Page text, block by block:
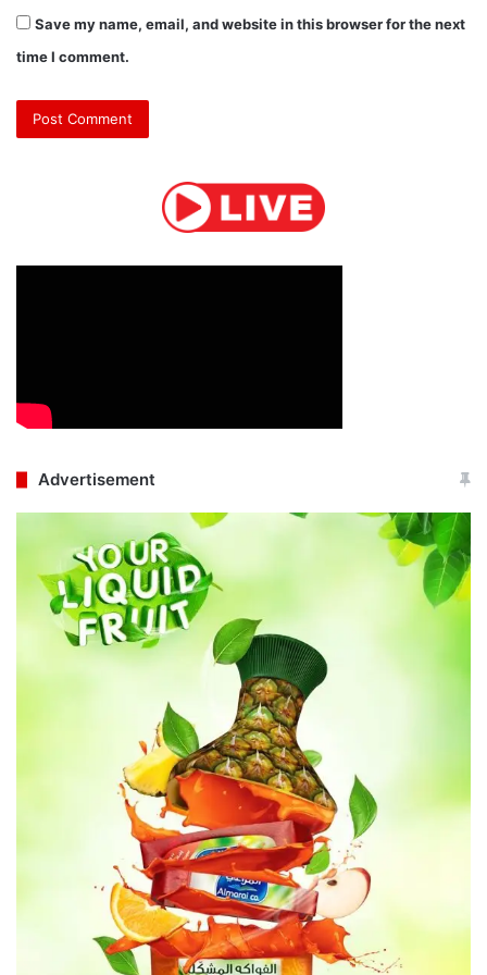
Save my name, email, and website in this browser for the next
time I comment.
Advertisement